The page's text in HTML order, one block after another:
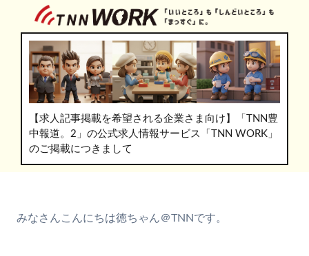
【求人記事掲載を希望される企業さま向け】「TNN豊
中報道。2」の公式求人情報サービス「TNN WORK」
のご掲載につきまして
みなさんこんにちは徳ちゃん＠TNNです。